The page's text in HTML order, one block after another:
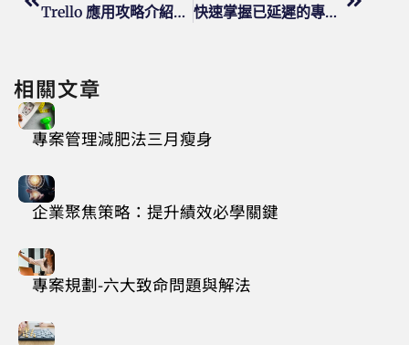
Trello 應用攻略介紹（二） 快速掌握已延遲的專案工作
相關文章
專案管理減肥法三月瘦身
企業聚焦策略：提升績效必學關鍵
專案規劃-六大致命問題與解法